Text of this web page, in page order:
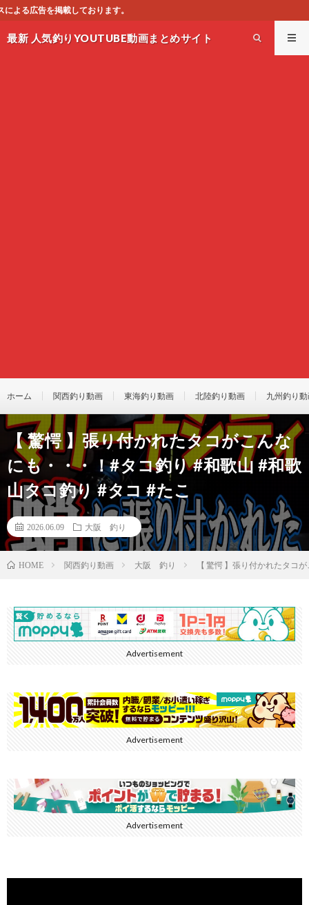
最新 人気釣りYOUTUBE動画まとめサイト
ホーム 関西釣り動画 東海釣り動画 北陸釣り動画 九州釣り
【 驚愕 】張り付かれたタコがこんな
にも・・・！#タコ釣り #和歌山 #和歌
山タコ釣り #タコ #たこ
2026.06.09 大阪 釣り
HOME 関西釣り動画 大阪 釣り 【 驚愕 】張り付かれたタコ
Advertisement
Advertisement
Advertisement